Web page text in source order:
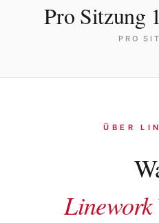
Shop
Pro Sitzung
PRO
ÜBER
Linework